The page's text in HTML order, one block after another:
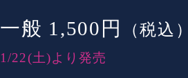
一般 1,500円 （税込）
1/22(土)より発売